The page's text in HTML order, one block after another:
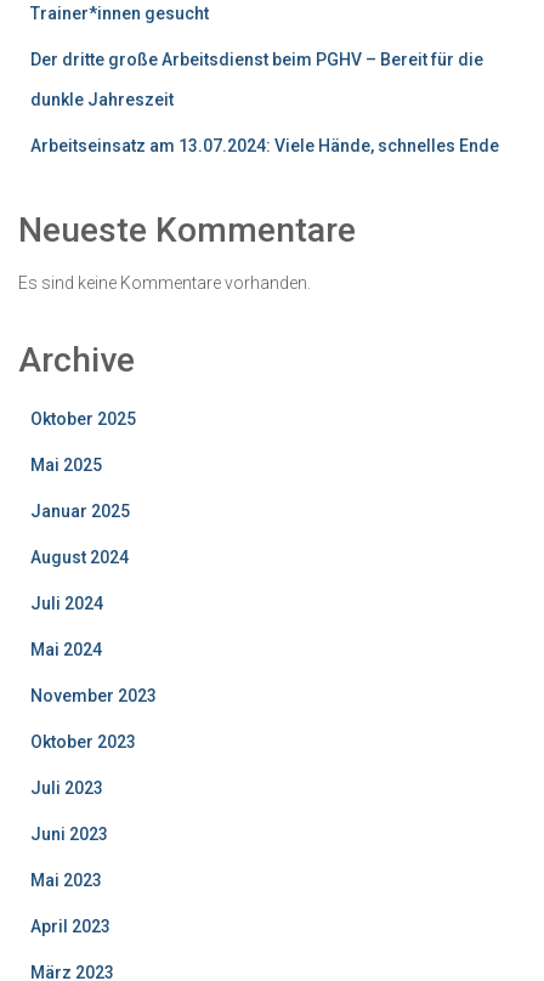
Trainer*innen gesucht
Der dritte große Arbeitsdienst beim PGHV – Bereit für die
dunkle Jahreszeit
Arbeitseinsatz am 13.07.2024: Viele Hände, schnelles Ende
Neueste Kommentare
Es sind keine Kommentare vorhanden.
Archive
Oktober 2025
Mai 2025
Januar 2025
August 2024
Juli 2024
Mai 2024
November 2023
Oktober 2023
Juli 2023
Juni 2023
Mai 2023
April 2023
März 2023